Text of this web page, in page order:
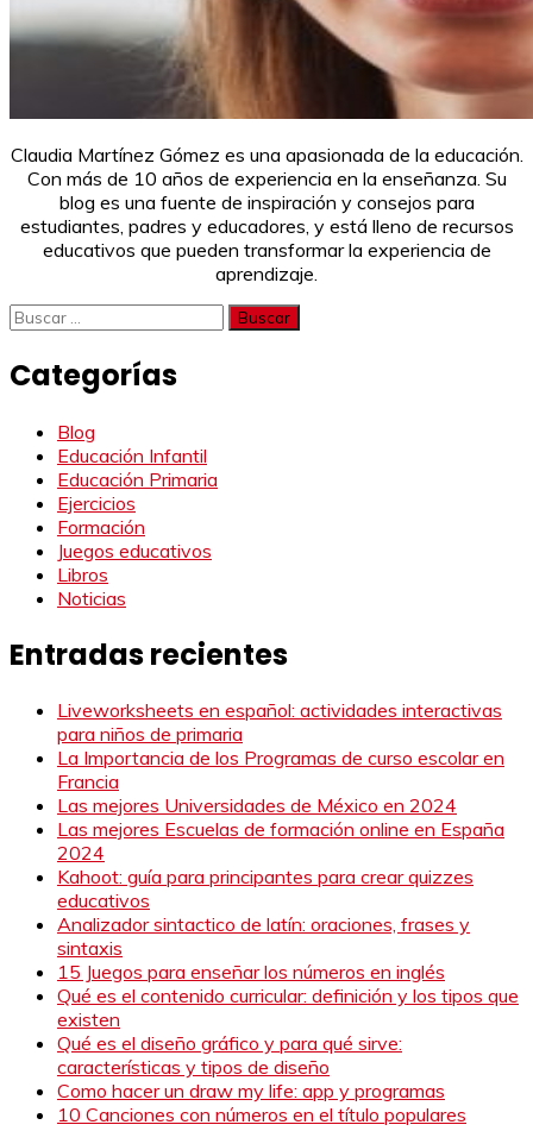
Claudia Martínez Gómez es una apasionada de la educación.
Con más de 10 años de experiencia en la enseñanza. Su
blog es una fuente de inspiración y consejos para
estudiantes, padres y educadores, y está lleno de recursos
educativos que pueden transformar la experiencia de
aprendizaje.
Buscar:
Categorías
Blog
Educación Infantil
Educación Primaria
Ejercicios
Formación
Juegos educativos
Libros
Noticias
Entradas recientes
Liveworksheets en español: actividades interactivas
para niños de primaria
La Importancia de los Programas de curso escolar en
Francia
Las mejores Universidades de México en 2024
Las mejores Escuelas de formación online en España
2024
Kahoot: guía para principantes para crear quizzes
educativos
Analizador sintactico de latín: oraciones, frases y
sintaxis
15 Juegos para enseñar los números en inglés
Qué es el contenido curricular: definición y los tipos que
existen
Qué es el diseño gráfico y para qué sirve:
características y tipos de diseño
Como hacer un draw my life: app y programas
10 Canciones con números en el título populares